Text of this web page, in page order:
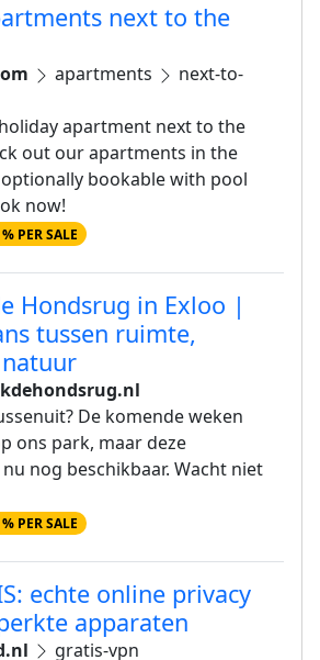
next to the
apartments
next-to-
apartment next to the
out our apartments in the
bookable with pool
now!
% PER SALE
Hondsrug in Exloo |
tussen ruimte,
De komende weken
ons park, maar deze
nog beschikbaar. Wacht niet
% PER SALE
echte online privacy
apparaten
gratis-vpn